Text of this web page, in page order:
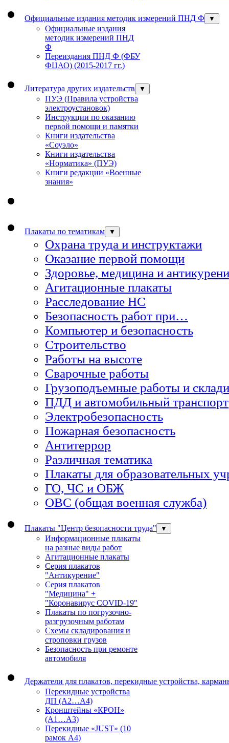
Официальные издания методик измерений ПНД Ф ▼
Официальные издания
методик измерений ПНД
Ф
Переиздания ПНД Ф (ФБУ
ФЦАО) (2015-2017 гг.)
Литература других издательств ▼
ПУЭ (Правила устройства
электроустановок)
Инструкции по оказанию
первой помощи и памятки
Книги издательства
«Соуэло»
Книги издательства
«Норматика» (ПУЭ)
Книги редакции «Военные
знания»
Плакаты по тематикам ▼
Охрана труда и инструктажи
Оказание первой помощи
Здоровье, медицина и
Агитационные плакаты
Расследование НС
Безопасность работ при…
Компьютер и безопасность
Строительство
Работы на высоте
Сварочные работы
Грузоподъемные работы и
ПДД и автомобильный транспорт
Электробезопасность
Пожарная безопасность
Антитеррор
Различная тематика
Плакаты для образовательных
ГО, ЧС и ОБЖ
ОВС (общая военная служба)
Плакаты "Центр безопасности труда" ▼
Информационные плакаты
на разные виды работ
Агитационные плакаты
Серия плакатов
"Антикурение"
Серия плакатов
"Медицина" +
"Коронавирус COVID-19"
Плакаты по погрузочно-
разгрузочным работам
Схемы складирования и
строповки грузов
Безопасность при ремонте
автомобиля
Держатели для плакатов, перекидные устройства,
Перекидные устройства
ДП (А2…А4)
Кронштейны «КРОН»
(А1…А3)
Перекидные «JUST» (10
рамок А4)